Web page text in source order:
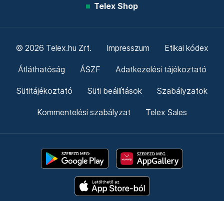
Telex Shop
© 2026 Telex.hu Zrt. Impresszum Etikai kódex
Átláthatóság ÁSZF Adatkezelési tájékoztató
Sütitájékoztató Süti beállítások Szabályzatok
Kommentelési szabályzat Telex Sales